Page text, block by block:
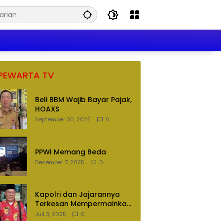
TV
Beli BBM Wajib Bayar Pajak,
HOAXS
September 30, 2025 0
PPWI Memang Beda
Desember 7, 2025 0
Kapolri dan Jajarannya
Terkesan Mempermainkan
Hukum
Juli 3, 2025 0